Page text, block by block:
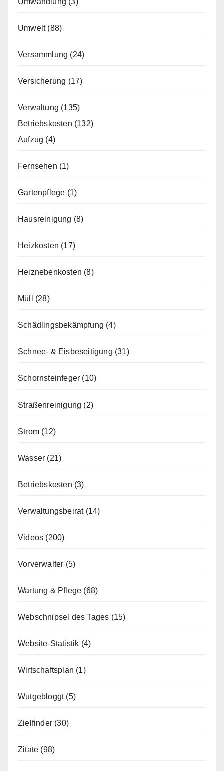
Umwelt(88)
Versammlung (24)
Versicherung (17)
Verwaltung (135)
Betriebskosten (132)
Aufzug (4)
Fernsehen (1)
Gartenpflege (1)
Hausreinigung (8)
Heizkosten (17)
Heiznebenkosten (8)
Müll (28)
Schädlingsbekämpfung (4)
Schnee- & Eisbeseitigung (31)
Schornsteinfeger (10)
Straßenreinigung (2)
Strom (12)
Wasser (21)
Betriebskosten (3)
Verwaltungsbeirat(14)
Videos (200)
Vorverwalter (5)
Wartung & Pflege (68)
Webschnipsel des Tages (15)
Website-Statistik (4)
Wirtschaftsplan (1)
Wutgebloggt(5)
Zielfinder (30)
Zitate (98)